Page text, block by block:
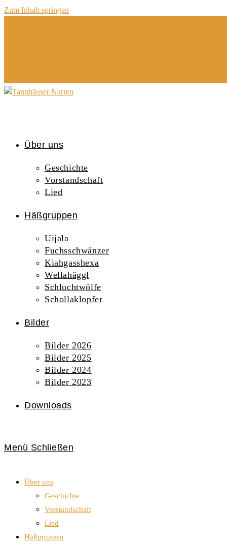
Zum Inhalt springen
Über uns
Geschichte
Vorstandschaft
Lied
Häßgruppen
Uijala
Fuchsschwänzer
Kiahgasshexa
Wellahäggl
Schluchtwölfe
Schollaklopfer
Bilder
Bilder 2026
Bilder 2025
Bilder 2024
Bilder 2023
Downloads
Menü Schließen
Über uns
Geschichte
Vorstandschaft
Lied
Häßgruppen